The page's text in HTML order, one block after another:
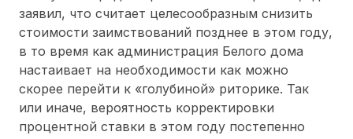
заявил, что считает целесообразным снизить
стоимости заимствований позднее в этом году,
в то время как администрация Белого дома
настаивает на необходимости как можно
скорее перейти к «голубиной» риторике. Так
или иначе, вероятность корректировки
процентной ставки в этом году постепенно